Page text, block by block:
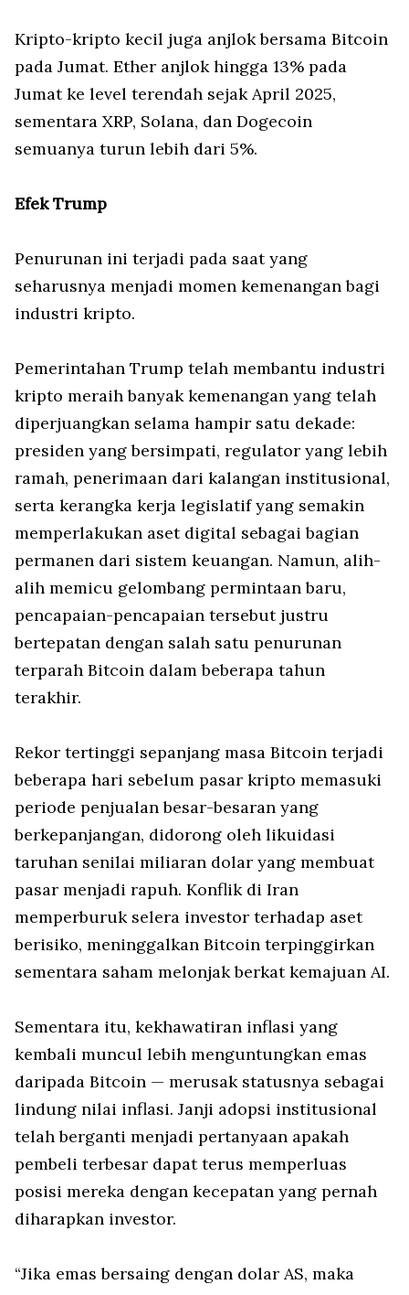
Kripto-kripto kecil juga anjlok bersama Bitcoin
pada Jumat. Ether anjlok hingga 13% pada
Jumat ke level terendah sejak April 2025,
sementara XRP, Solana, dan Dogecoin
semuanya turun lebih dari 5%.
Efek Trump
Penurunan ini terjadi pada saat yang
seharusnya menjadi momen kemenangan bagi
industri kripto.
Pemerintahan Trump telah membantu industri
kripto meraih banyak kemenangan yang telah
diperjuangkan selama hampir satu dekade:
presiden yang bersimpati, regulator yang lebih
ramah, penerimaan dari kalangan institusional,
serta kerangka kerja legislatif yang semakin
memperlakukan aset digital sebagai bagian
permanen dari sistem keuangan. Namun, alih-
alih memicu gelombang permintaan baru,
pencapaian-pencapaian tersebut justru
bertepatan dengan salah satu penurunan
terparah Bitcoin dalam beberapa tahun
terakhir.
Rekor tertinggi sepanjang masa Bitcoin terjadi
beberapa hari sebelum pasar kripto memasuki
periode penjualan besar-besaran yang
berkepanjangan, didorong oleh likuidasi
taruhan senilai miliaran dolar yang membuat
pasar menjadi rapuh. Konflik di Iran
memperburuk selera investor terhadap aset
berisiko, meninggalkan Bitcoin terpinggirkan
sementara saham melonjak berkat kemajuan AI.
Sementara itu, kekhawatiran inflasi yang
kembali muncul lebih menguntungkan emas
daripada Bitcoin — merusak statusnya sebagai
lindung nilai inflasi. Janji adopsi institusional
telah berganti menjadi pertanyaan apakah
pembeli terbesar dapat terus memperluas
posisi mereka dengan kecepatan yang pernah
diharapkan investor.
“Jika emas bersaing dengan dolar AS, maka